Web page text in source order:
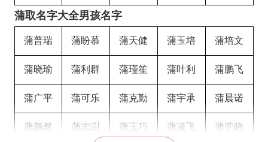
蒲取名字大全男孩名字
蒲普瑞 蒲盼慕 蒲天健 蒲玉培 蒲培文
蒲晓瑜 蒲利群 蒲瑾笙 蒲叶利 蒲鹏飞
蒲广平 蒲可乐 蒲克勤 蒲宇承 蒲晨诺
蒲颜然 蒲志澍 蒲玉巧 蒲凌飞 蒲莞晓